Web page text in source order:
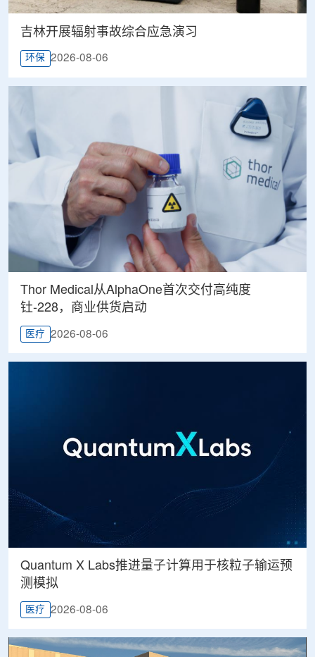
吉林开展辐射事故综合应急演习
环保 2026-08-06
Thor Medical从AlphaOne首次交付高纯度
钍-228，商业供货启动
医疗 2026-08-06
Quantum X Labs推进量子计算用于核粒子输运预
测模拟
医疗 2026-08-06